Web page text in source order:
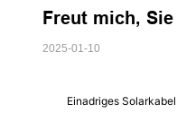
Freut mich,
2025-01-10
Einadriges